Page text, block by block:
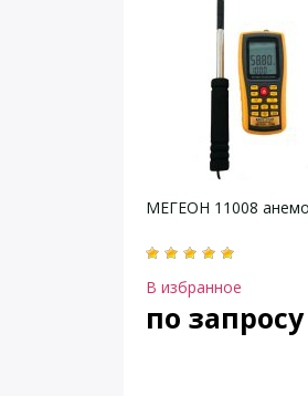
МЕГЕОН 11008
В избранное
по запросу